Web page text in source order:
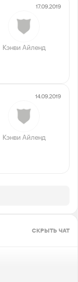
17.09.2019
Кэнви Айленд
14.09.2019
Кэнви Айленд
СКРЫТЬ ЧАТ